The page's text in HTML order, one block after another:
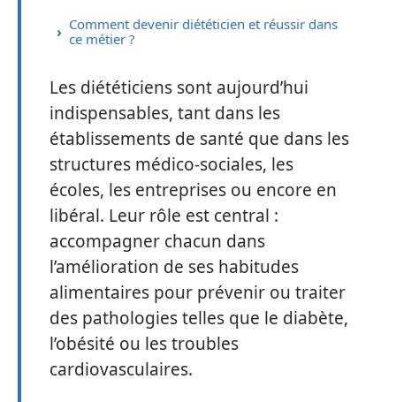
Comment devenir diététicien et réussir dans
ce métier ?
Les diététiciens sont aujourd’hui
indispensables, tant dans les
établissements de santé que dans les
structures médico-sociales, les
écoles, les entreprises ou encore en
libéral. Leur rôle est central :
accompagner chacun dans
l’amélioration de ses habitudes
alimentaires pour prévenir ou traiter
des pathologies telles que le diabète,
l’obésité ou les troubles
cardiovasculaires.